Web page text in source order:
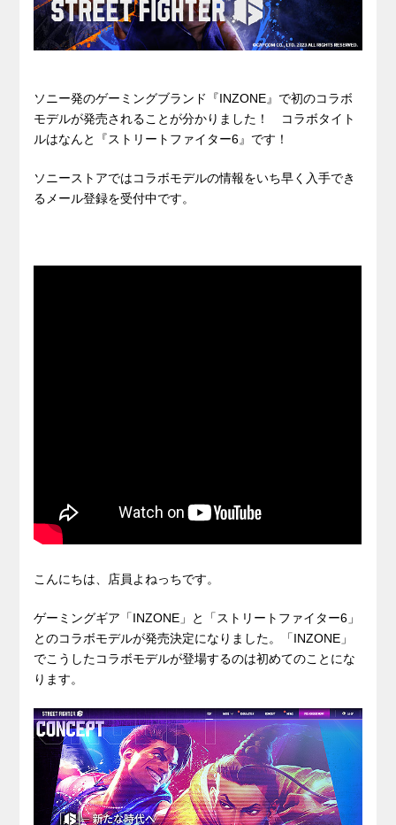
ソニー発のゲーミングブランド『INZONE』で初のコラボ
モデルが発売されることが分かりました！ コラボタイト
ルはなんと『ストリートファイター6』です！
ソニーストアではコラボモデルの情報をいち早く入手でき
るメール登録を受付中です。
こんにちは、店員よねっちです。
ゲーミングギア「INZONE」と「ストリートファイター6」
とのコラボモデルが発売決定になりました。「INZONE」
でこうしたコラボモデルが登場するのは初めてのことにな
ります。